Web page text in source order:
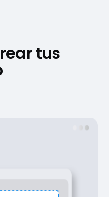
tus